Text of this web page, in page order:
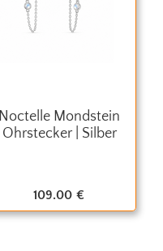
Noctelle Mondstein
Ohrstecker | Silber
109.00 €